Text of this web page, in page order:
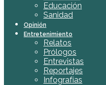
Educación
Sanidad
Opinión
Entretenimiento
Relatos
Prólogos
Entrevistas
Reportajes
Infografías